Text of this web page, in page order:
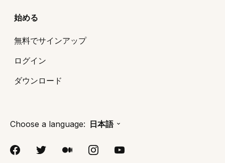
始める
無料でサインアップ
ログイン
ダウンロード
Choose a language: 日本語